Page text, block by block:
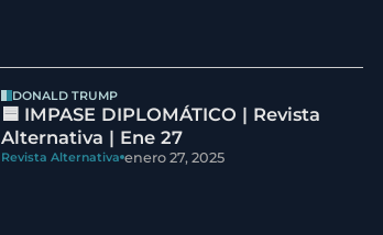
DONALD TRUMP
🟦 IMPASE DIPLOMÁTICO | Revista
Alternativa | Ene 27
Revista Alternativa enero 27, 2025